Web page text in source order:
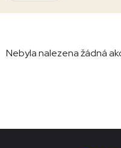
Nebyla nalezena žádná